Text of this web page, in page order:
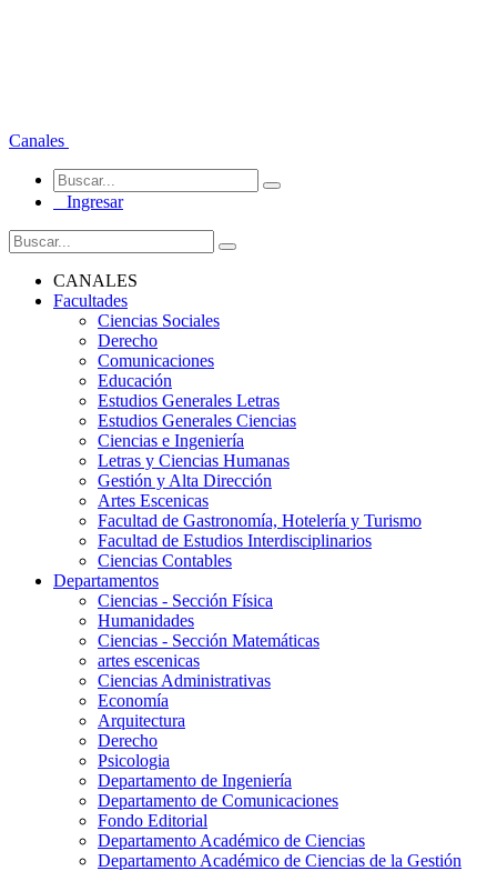
Canales
Ingresar
CANALES
Facultades
Ciencias Sociales
Derecho
Comunicaciones
Educación
Estudios Generales Letras
Estudios Generales Ciencias
Ciencias e Ingeniería
Letras y Ciencias Humanas
Gestión y Alta Dirección
Artes Escenicas
Facultad de Gastronomía, Hotelería y Turismo
Facultad de Estudios Interdisciplinarios
Ciencias Contables
Departamentos
Ciencias - Sección Física
Humanidades
Ciencias - Sección Matemáticas
artes escenicas
Ciencias Administrativas
Economía
Arquitectura
Derecho
Psicologia
Departamento de Ingeniería
Departamento de Comunicaciones
Fondo Editorial
Departamento Académico de Ciencias
Departamento Académico de Ciencias de la Gestión